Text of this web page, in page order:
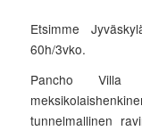
Etsimme
60h/3vko.
Pancho Villa
tunnelmallinen